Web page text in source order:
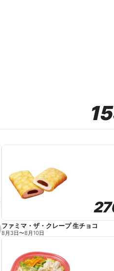
ファミマ・ザ・クレープ 生チョコ
8月3日〜8月10日